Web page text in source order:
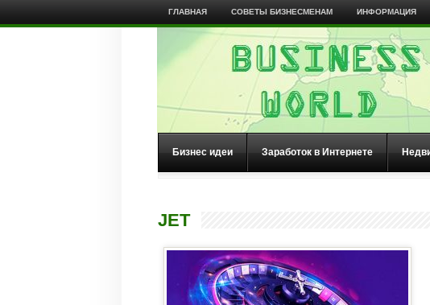
ГЛАВНАЯ СОВЕТЫ БИЗНЕСМЕНАМ ИНФОРМАЦИЯ
Бизнес идеи Заработок в Интернете
JET